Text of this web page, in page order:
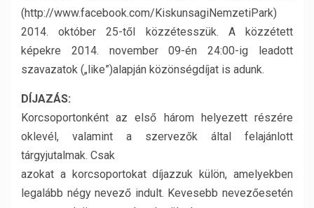
(http://www.facebook.com/KiskunsagiNemzetiPark)
2014. október 25-től közzétesszük. A közzétett
képekre 2014. november 09-én 24:00-ig leadott
szavazatok („like”)alapján közönségdíjat is adunk.
DÍJAZÁS:
Korcsoportonként az első három helyezett részére
oklevél, valamint a szervezők által felajánlott
tárgyjutalmak. Csak
azokat a korcsoportokat díjazzuk külön, amelyekben
legalább négy nevező indult. Kevesebb nevezőesetén